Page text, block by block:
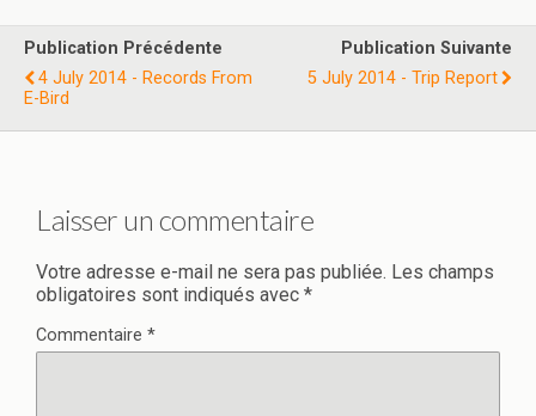
Publication Précédente
4 July 2014 - Records From
E-Bird
Publication Suivante
5 July 2014 - Trip Report
Laisser un commentaire
Votre adresse e-mail ne sera pas publiée. Les champs
obligatoires sont indiqués avec *
Commentaire *